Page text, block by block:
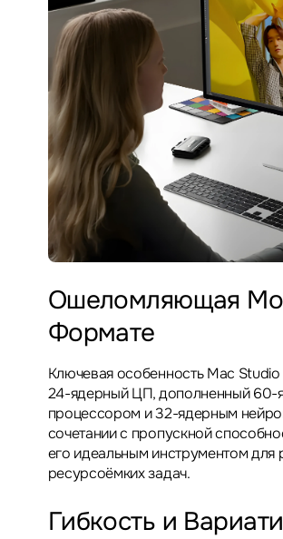
Ошеломляющая
Формате
Ключевая особенность Mac
24-ядерный ЦП, дополненный 60-
процессором и 32-ядерным
сочетании с пропускной
его идеальным инструментом
ресурсоёмких задач.
Гибкость и